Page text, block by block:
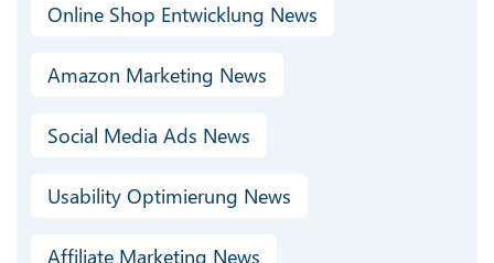
Online Shop Entwicklung News
Amazon Marketing News
Social Media Ads News
Usability Optimierung News
Affiliate Marketing News